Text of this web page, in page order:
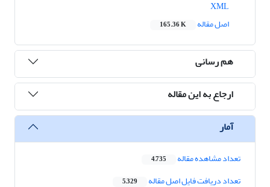
اصل مقاله
165.36 K
هم رسانی
ارجاع به این مقاله
آمار
تعداد مشاهده مقاله 4,735
تعداد دریافت فایل اصل مقاله 5,329